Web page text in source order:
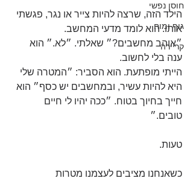
חוסן נפשי
גוף ומוח
קריירה
הילד הזה, שרצה להיות צייר או נגר, פגשתי
אותו. הוא לומד מדעי המחשב.
״אוהב מחשבים?״ שאלתי. ״לא.״ הוא
ענה בלי לחשוב.
הייתי מופתעת. הוא הסביר: ״המטרה שלי
היא להיות עשיר, ובמחשבים יש כסף״ הוא
חייך בחיוך בטוח. ״ככה יהיו לי חיים
טובים.״
טעות.
כשאנחנו מציבים לעצמנו מטרות